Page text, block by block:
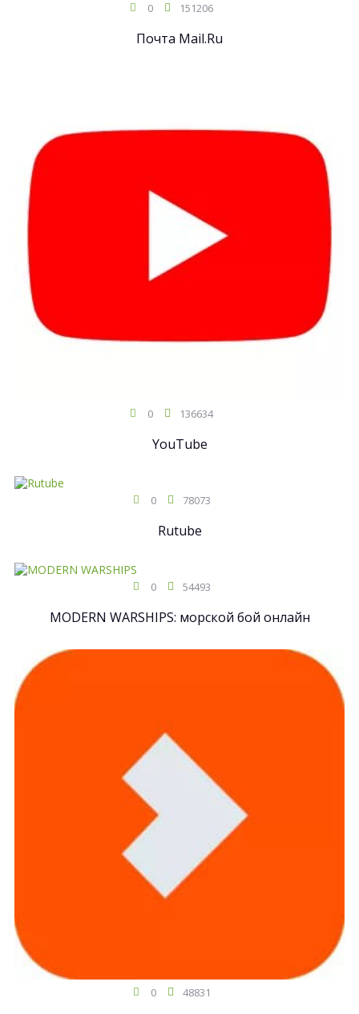
0 151206
Почта Mail.Ru
0 136634
YouTube
0 78073
Rutube
0 54493
MODERN WARSHIPS: морской бой онлайн
0 48831